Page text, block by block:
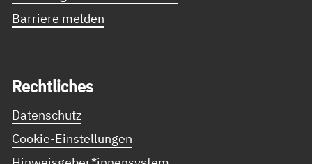
Barriere melden
Recht­li­ches
Datenschutz
Cookie-Einstellungen